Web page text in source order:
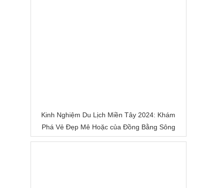
Kinh Nghiệm Du Lịch Miền Tây 2024: Khám
Phá Vẻ Đẹp Mê Hoặc của Đồng Bằng Sông
Nước